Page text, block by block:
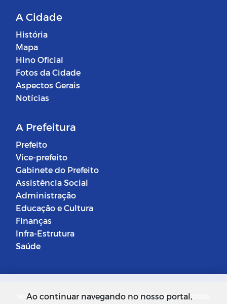
A Cidade
História
Mapa
Hino Oficial
Fotos da Cidade
Aspectos Gerais
Notícias
A Prefeitura
Prefeito
Vice-prefeito
Gabinete do Prefeito
Assistência Social
Administração
Educação e Cultura
Finanças
Infra-Estrutura
Saúde
Versão do Sistema: 5.0.268 Data da Versão: 18/03/2026
Ao continuar navegando no nosso portal,